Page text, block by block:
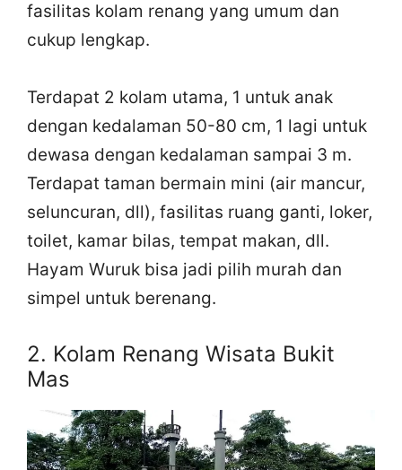
fasilitas kolam renang yang umum dan
cukup lengkap.
Terdapat 2 kolam utama, 1 untuk anak
dengan kedalaman 50-80 cm, 1 lagi untuk
dewasa dengan kedalaman sampai 3 m.
Terdapat taman bermain mini (air mancur,
seluncuran, dll), fasilitas ruang ganti, loker,
toilet, kamar bilas, tempat makan, dll.
Hayam Wuruk bisa jadi pilih murah dan
simpel untuk berenang.
2. Kolam Renang Wisata Bukit
Mas